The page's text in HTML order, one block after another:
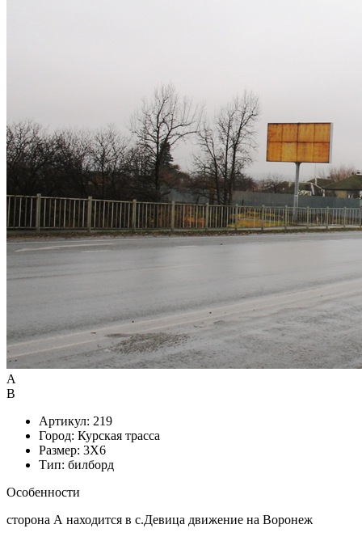
А
B
Артикул: 219
Город: Курская трасса
Размер: 3X6
Тип: билборд
Особенности
сторона А находится в с.Девица движение на Воронеж